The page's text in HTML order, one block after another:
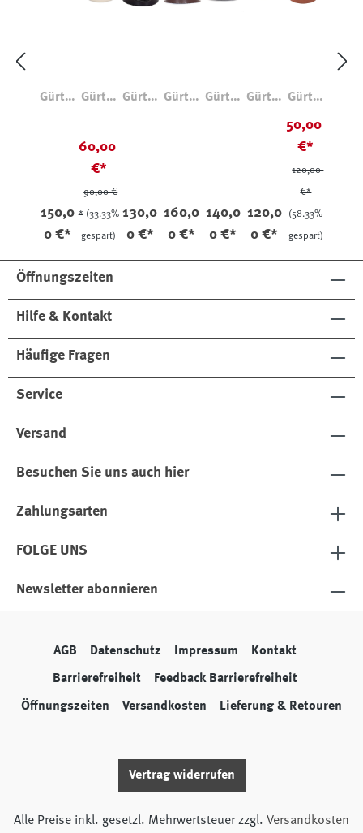
Gürtel
150,0
0 €*
Gürtel
60,00
€*
90,00 €
* (33.33%
gespart)
Gürtel
130,0
0 €*
Gürtel
160,0
0 €*
Gürtel
140,0
0 €*
Gürtel
120,0
0 €*
Gürtel
33214
50,00
€*
120,00
€*
(58.33%
gespart)
Öffnungszeiten
Hilfe & Kontakt
Häufige Fragen
Service
Versand
Besuchen Sie uns auch hier
Zahlungsarten
FOLGE UNS
Newsletter abonnieren
AGB Datenschutz Impressum Kontakt
Barrierefreiheit Feedback Barrierefreiheit
Öffnungszeiten Versandkosten Lieferung & Retouren
Vertrag widerrufen
Alle Preise inkl. gesetzl. Mehrwertsteuer zzgl. Versandkosten